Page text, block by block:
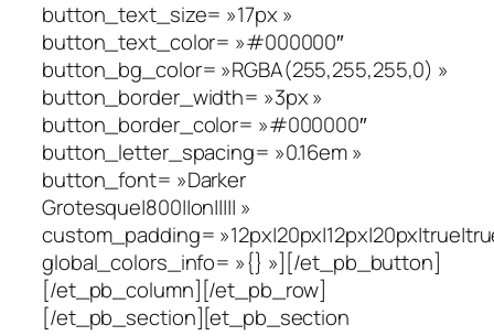
button_text_size= »17px »
button_text_color= »#000000″
button_bg_color= »RGBA(255,255,255,0) »
button_border_width= »3px »
button_border_color= »#000000″
button_letter_spacing= »0.16em »
button_font= »Darker
Grotesque|800||on||||| »
custom_padding=
global_colors_info= »{} »][/et_pb_button]
[/et_pb_column][/et_pb_row]
[/et_pb_section][et_pb_section